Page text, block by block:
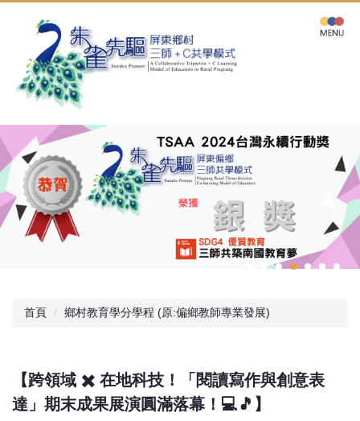
容
首頁 鄉村教育學分學程 (原:偏鄉教師專業發展)
【跨領域 ✖️ 在地科技！「閱讀寫作與創意表
達」期末成果展演圓滿落幕！💻🎵】